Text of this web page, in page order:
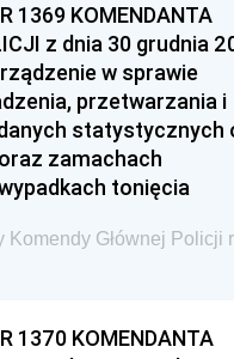
1369 KOMENDANTA
z dnia 30 grudnia
w sprawie
przetwarzania i
statystycznych
zamachach
tonięcia
Komendy Głównej Policji
1370 KOMENDANTA